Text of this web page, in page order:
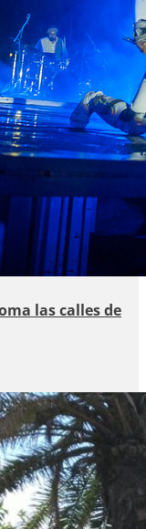
las calles de